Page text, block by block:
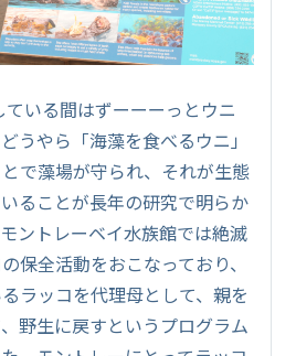
いる間はずーーーっとウニ
うやら「海藻を食べるウニ」
で藻場が守られ、それが生態
ることが長年の研究で明らか
ントレーベイ水族館では絶滅
保全活動をおこなっており、
ラッコを代理母として、親を
野生に戻すというプログラム